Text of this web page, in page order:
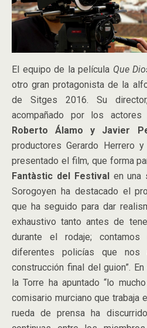
El equipo de la película Que
otro gran protagonista de la
de Sitges 2016. Su
acompañado por los actores
Roberto Álamo y Javier
productores Gerardo Herrero
presentado el film, que forma
Fantàstic del Festivalen una
Sorogoyen ha destacado el
que ha seguido para dar
exhaustivo tanto antes de
durante el rodaje;
diferentes policías que nos
construcción final del guion”.
la Torre ha apuntado “lo
comisario murciano que trabaja
rueda de prensa ha